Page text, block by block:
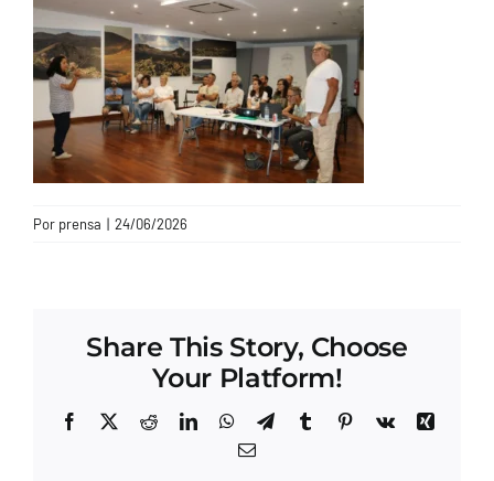
Por prensa | 24/06/2026
Share This Story, Choose
Your Platform!
Facebook
X RedditLinkedInWhatsApp
TelegramTumblrPinterest
Vk
Xing
Correo